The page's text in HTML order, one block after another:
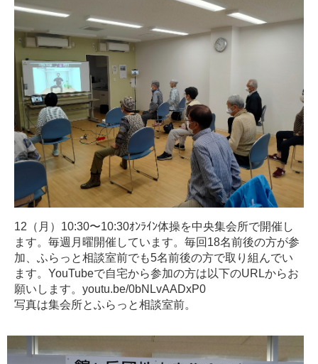
12（月）10:30〜10:30ｵﾝﾗｲﾝ体操を中央集会所で開催し
ます。毎週月曜開催しています。毎回18名前後の方が参
加、ふらっと相談室前でも5名前後の方で取り組んでい
ます。YouTubeで自宅から参加の方は以下のURLからお
願いします。youtu.be/0bNLvAADxP0
写真は集会所とふらっと相談室前。